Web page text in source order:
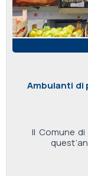
Ambulanti di
Il Comune